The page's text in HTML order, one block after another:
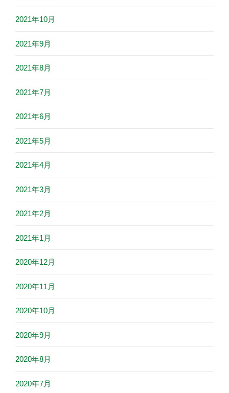
2021年10月
2021年9月
2021年8月
2021年7月
2021年6月
2021年5月
2021年4月
2021年3月
2021年2月
2021年1月
2020年12月
2020年11月
2020年10月
2020年9月
2020年8月
2020年7月